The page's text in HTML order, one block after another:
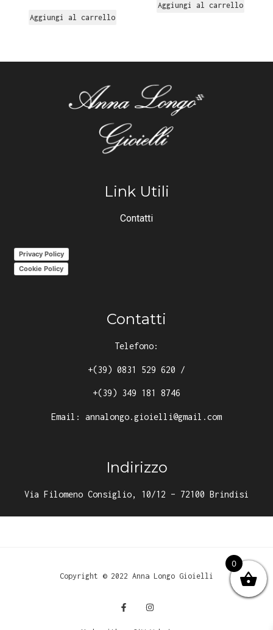
Aggiungi al carrello
Aggiungi al carrello
Link Utili
Contatti
Privacy Policy
Cookie Policy
Contatti
Telefono:
+(39) 0831 529 620 /
+(39) 349 181 8746
Email: annalongo.gioielli@gmail.com
Indirizzo
Via Filomeno Consiglio, 10/12 – 72100 Brindisi
Copyright © 2022 Anna Longo Gioielli
0